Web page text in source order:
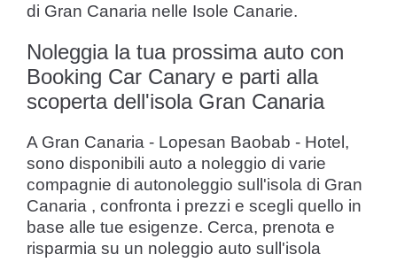
di Gran Canaria nelle Isole Canarie.
Noleggia la tua prossima auto con
Booking Car Canary e parti alla
scoperta dell'isola Gran Canaria
A Gran Canaria - Lopesan Baobab - Hotel,
sono disponibili auto a noleggio di varie
compagnie di autonoleggio sull'isola di Gran
Canaria , confronta i prezzi e scegli quello in
base alle tue esigenze. Cerca, prenota e
risparmia su un noleggio auto sull'isola